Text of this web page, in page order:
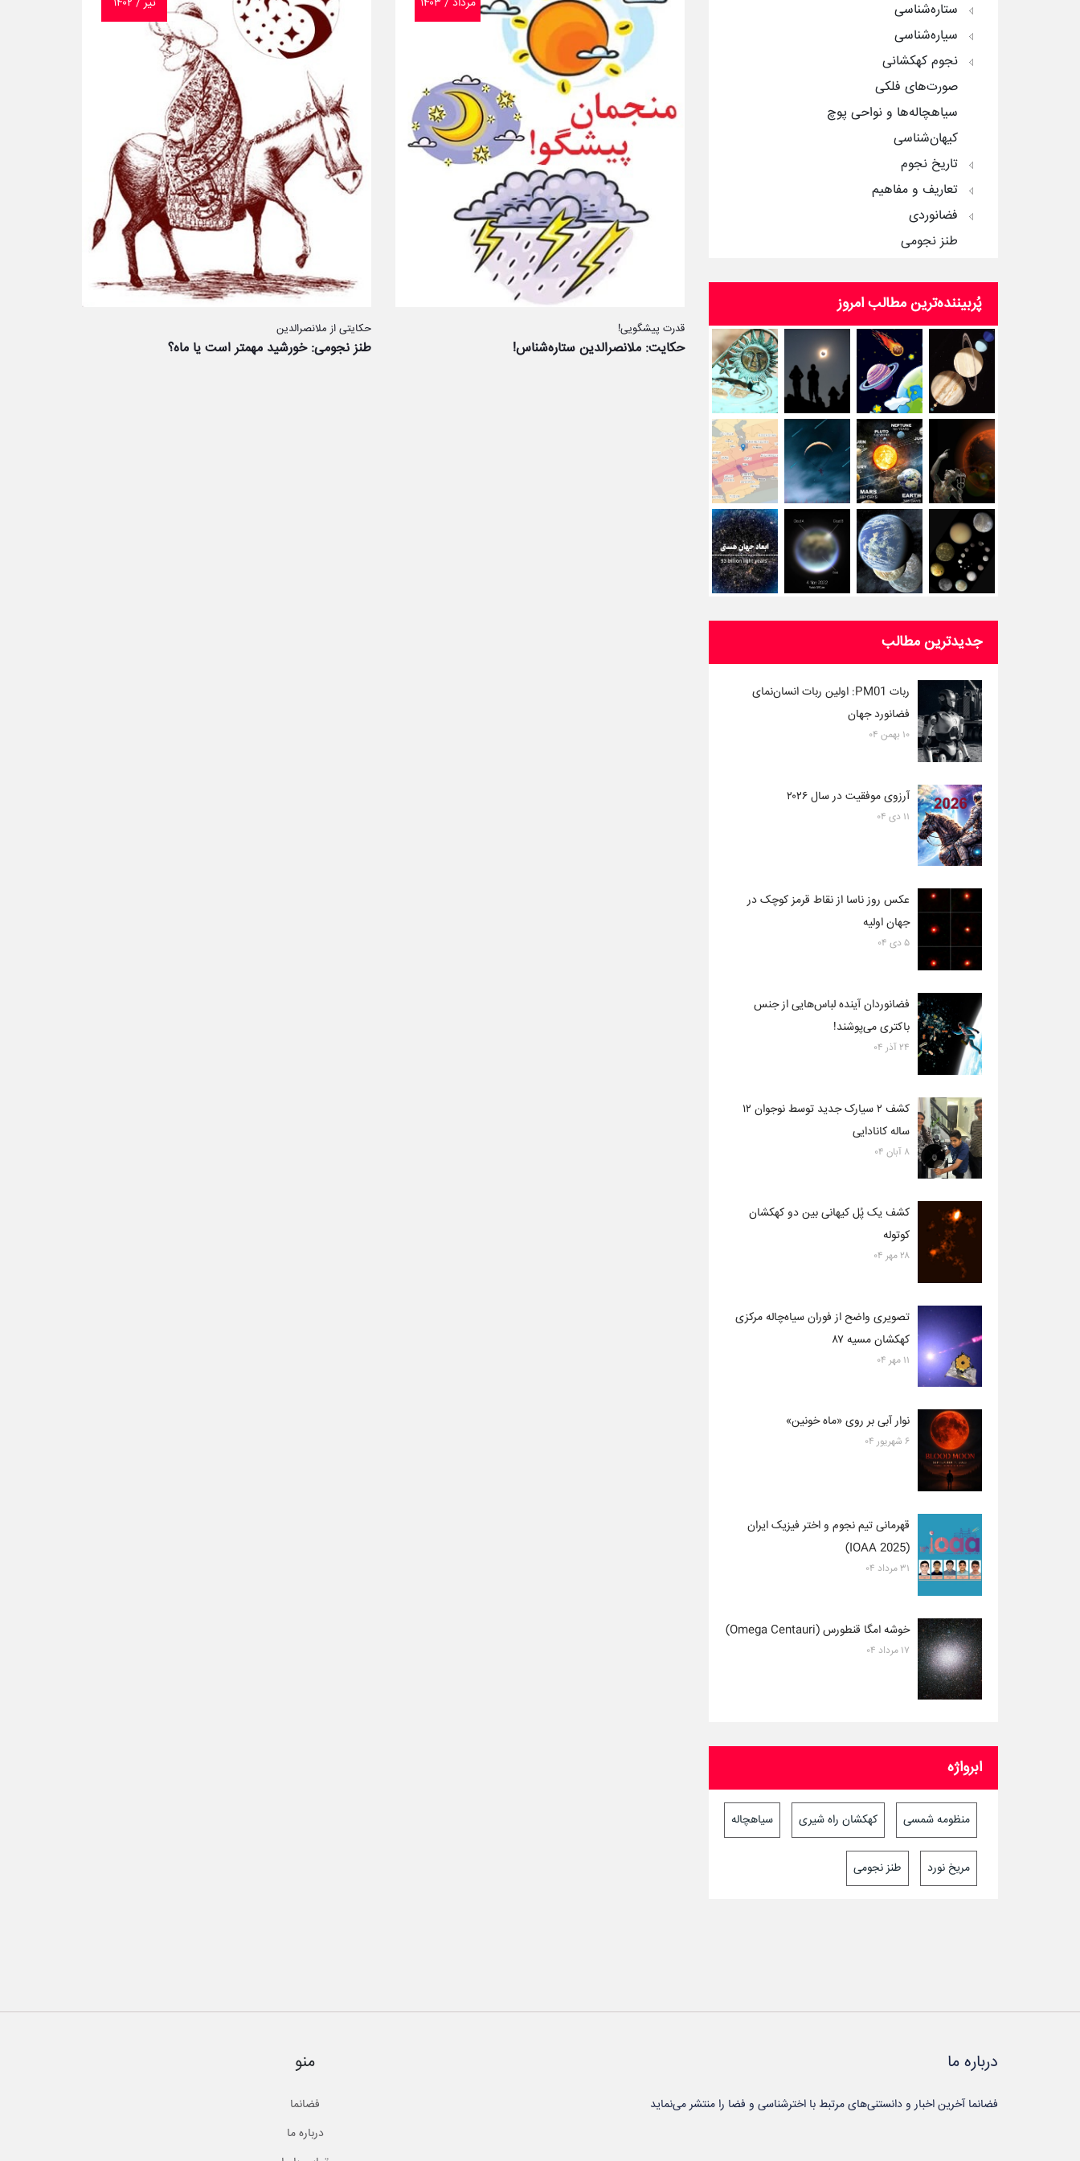
قدرت پیشگویی!
حکایت: ملانصرالدین ستاره‌شناس!
حکایتی از ملانصرالدین
طنز نجومی: خورشید مهمتر است یا ماه؟
ستاره‌شناسی
سیاره‌شناسی
نجوم کهکشانی
صورت‌های فلکی
سیاهچاله‌ها و نواحی پوچ
کیهان‌شناسی
تاریخ نجوم
تعاریف و مفاهیم
فضانوردی
طنز نجومی
پُربیننده‌ترین‌ مطالب امروز
جدیدترین مطالب
ربات PM01: اولین ربات انسان‌نمای
فضانورد جهان
۱۰ بهمن ۰۴
آرزوی موفقیت در سال ۲۰۲۶
۱۱ دی ۰۴
عکس روز ناسا از نقاط قرمز کوچک در
جهان اولیه
۵ دی ۰۴
فضانوردان آینده لباس‌هایی از جنس
باکتری می‌پوشند!
۲۴ آذر ۰۴
کشف ۲ سیارک جدید توسط نوجوان ۱۲
ساله کانادایی
۸ آبان ۰۴
کشف یک پُل کیهانی بین دو کهکشان
کوتوله
۲۸ مهر ۰۴
تصویری واضح از فوران سیاه‌چاله مرکزی
کهکشان مسیه ۸۷
۱۱ مهر ۰۴
نوار آبی بر روی «ماه خونین»
۶ شهریور ۰۴
قهرمانی تیم نجوم و اختر فیزیک ایران
(2025 IOAA)
۳۱ مرداد ۰۴
خوشه امگا قنطورس (Omega Centauri)
۱۷ مرداد ۰۴
ابرواژه
منظومه شمسی کهکشان راه شیری سیاهچاله
مریخ نورد طنز نجومی
منو
فضانما
درباره ما
درباره ما
فضانما آخرین اخبار و دانستنی‌های مرتبط با اخترشناسی و فضا را منتشر می‌نماید